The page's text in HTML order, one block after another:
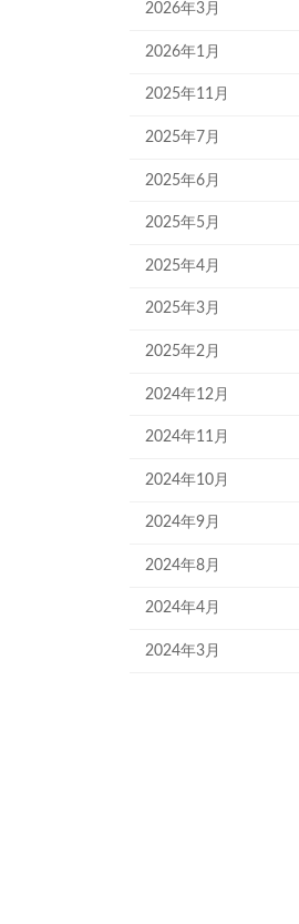
2026年3月
2026年1月
2025年11月
2025年7月
2025年6月
2025年5月
2025年4月
2025年3月
2025年2月
2024年12月
2024年11月
2024年10月
2024年9月
2024年8月
2024年4月
2024年3月